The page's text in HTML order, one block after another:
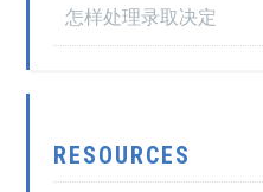
怎样处理录取决定
RESOURCES